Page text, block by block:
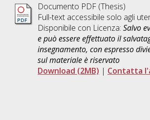
Documento PDF (Thesis)
Full-text accessibile solo agli
Disponibile con Licenza: Salvo
e può essere effettuato il
insegnamento, con espresso
sul materiale è riservato
Download (2MB) | Contatta